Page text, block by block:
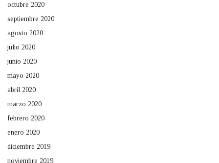
octubre 2020
septiembre 2020
agosto 2020
julio 2020
junio 2020
mayo 2020
abril 2020
marzo 2020
febrero 2020
enero 2020
diciembre 2019
noviembre 2019